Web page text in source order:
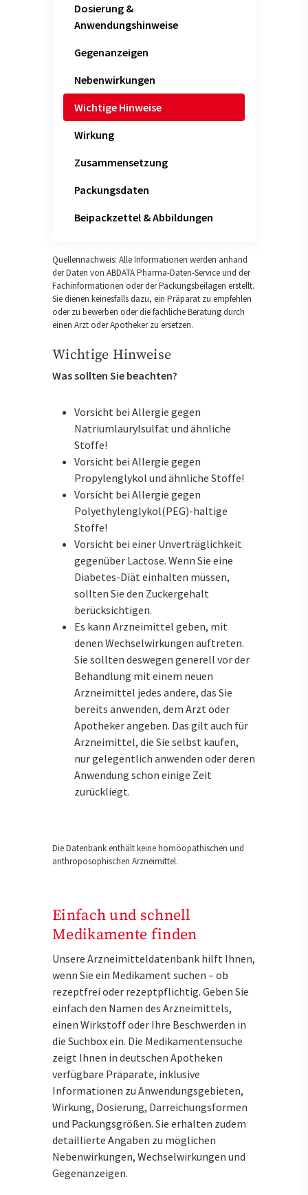
Dosierung &
Anwendungshinweise
Gegenanzeigen
Nebenwirkungen
Wichtige Hinweise
Wirkung
Zusammensetzung
Packungsdaten
Beipackzettel & Abbildungen
Quellennachweis: Alle Informationen werden anhand
der Daten von ABDATA Pharma-Daten-Service und der
Fachinformationen oder der Packungsbeilagen erstellt.
Sie dienen keinesfalls dazu, ein Präparat zu empfehlen
oder zu bewerben oder die fachliche Beratung durch
einen Arzt oder Apotheker zu ersetzen.
Wichtige Hinweise
Was sollten Sie beachten?
Vorsicht bei Allergie gegen
Natriumlaurylsulfat und ähnliche
Stoffe!
Vorsicht bei Allergie gegen
Propylenglykol und ähnliche Stoffe!
Vorsicht bei Allergie gegen
Polyethylenglykol(PEG)-haltige
Stoffe!
Vorsicht bei einer Unverträglichkeit
gegenüber Lactose. Wenn Sie eine
Diabetes-Diät einhalten müssen,
sollten Sie den Zuckergehalt
berücksichtigen.
Es kann Arzneimittel geben, mit
denen Wechselwirkungen auftreten.
Sie sollten deswegen generell vor der
Behandlung mit einem neuen
Arzneimittel jedes andere, das Sie
bereits anwenden, dem Arzt oder
Apotheker angeben. Das gilt auch für
Arzneimittel, die Sie selbst kaufen,
nur gelegentlich anwenden oder deren
Anwendung schon einige Zeit
zurückliegt.
Die Datenbank enthält keine homöopathischen und
anthroposophischen Arzneimittel.
Einfach und schnell
Medikamente finden
Unsere Arzneimitteldatenbank hilft Ihnen,
wenn Sie ein Medikament suchen – ob
rezeptfrei oder rezeptpflichtig. Geben Sie
einfach den Namen des Arzneimittels,
einen Wirkstoff oder Ihre Beschwerden in
die Suchbox ein. Die Medikamentensuche
zeigt Ihnen in deutschen Apotheken
verfügbare Präparate, inklusive
Informationen zu Anwendungsgebieten,
Wirkung, Dosierung, Darreichungsformen
und Packungsgrößen. Sie erhalten zudem
detaillierte Angaben zu möglichen
Nebenwirkungen, Wechselwirkungen und
Gegenanzeigen.